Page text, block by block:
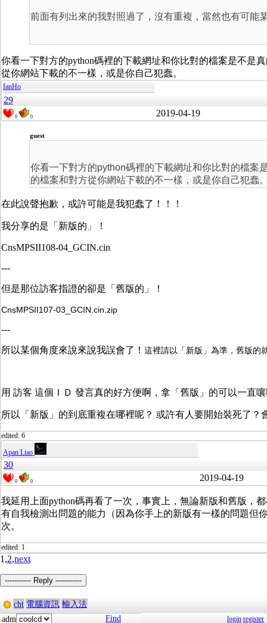
前面有列出來的我對照過了，沒有重複，當然也有可能
你看一下對方的python碼裡的下載網址和你比對的檔案是不是
從你網站下載的不一樣，或是你自己犯蠢。
IanHo
29
0 0 2019-04-19
guest
你看一下對方的python碼裡的下載網址和你比對的檔案
的檔案和對方從你網站下載的不一樣，或是你自己犯蠢
在此說聲抱歉，或許可能是我犯蠢了！！！
我分享的是「新版的」！
CnsMPSII108-04_GCIN.cin
---
但是那位訪客指證的卻是「舊版的」！
CnsMPSII107-03_GCIN.cin.zip
---
所以某個角度來說來說我誤會了！ 這裡請以「新版」為準，舊版的
用 訪客 這個ＩＤ 發言真的好方便啊，拿「舊版」的可以一直
所以「新版」的到底重複在哪裡呢？ 或許有人要開始裝死了？
edited: 6
Apan Liao
30
0 0 2019-04-19
我延用上面python碼再看了一次，事實上，無論新版和舊版，
有自我檢測出問題的能力（因為你手上的新版有一樣的問題但
次。
edited: 1
1,2,next
----------- Reply -----------
cht 電腦資訊 輸入法
adm
Find login register